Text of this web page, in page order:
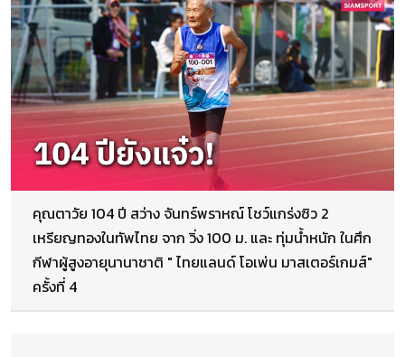
คุณตาวัย 104 ปี สว่าง จันทร์พราหณ์ โชว์แกร่งซิว 2
เหรียญทองในทัพไทย จาก วิ่ง 100 ม. และ ทุ่มน้ำหนัก ในศึก
กีฬาผู้สูงอายุนานาชาติ " ไทยแลนด์ โอเพ่น มาสเตอร์เกมส์"
ครั้งที่ 4